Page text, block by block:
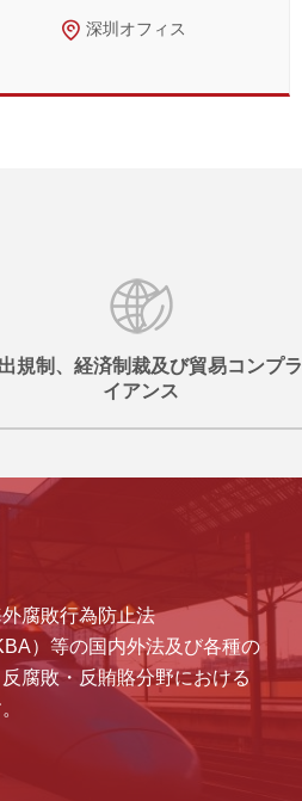
深圳オフィス
規制、経済制裁及び貿易コンプラ
イアンス
腐敗行為防止法
）等の国内外法及び各種の
腐敗・反賄賂分野における